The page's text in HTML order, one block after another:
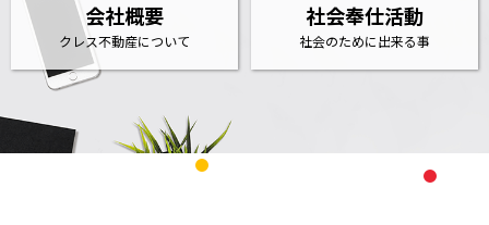
会社概要
クレス不動産について
社会奉仕活動
社会のために出来る事